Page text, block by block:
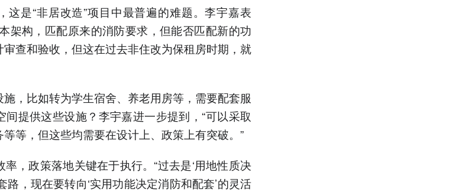
这是“非居改造”项目中最普遍的难题。李宇嘉表
架构，匹配原来的消防要求，但能否匹配新的功
查和验收，但这在过去非住改为保租房时期，就
，比如转为学生宿舍、养老用房等，需要配套服
提供这些设施？李宇嘉进一步提到，“可以采取
等，但这些均需要在设计上、政策上有突破。”
，政策落地关键在于执行。“过去是‘用地性质决
路，现在要转向‘实用功能决定消防和配套’的灵活